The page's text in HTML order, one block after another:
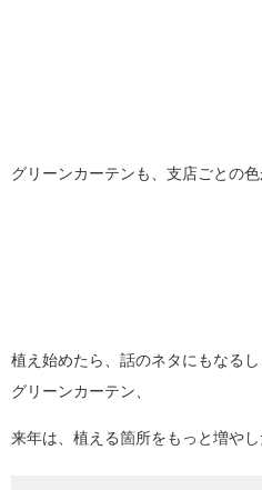
グリーンカーテンも、支店ごとの
植え始めたら、話のネタにもなる
グリーンカーテン、
来年は、植える箇所をもっと増や